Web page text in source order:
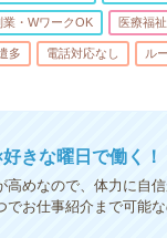
業・WワークOK 医療福祉
多 電話対応なし ル
きな曜日で働く！
めなので、体力に自
お仕事紹介まで可能